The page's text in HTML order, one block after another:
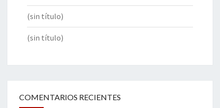
(sin título)
(sin título)
COMENTARIOS RECIENTES